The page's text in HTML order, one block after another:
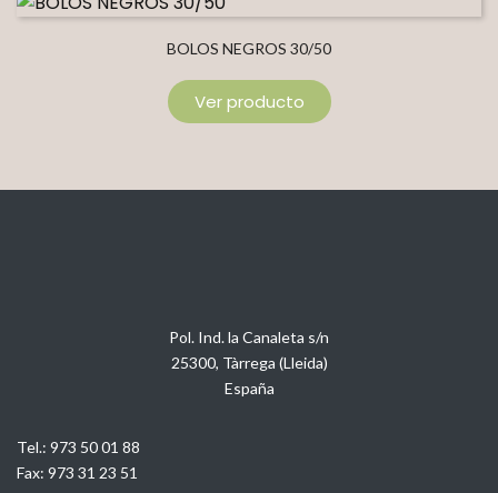
BOLOS NEGROS 30/50
Ver producto
Pol. Ind. la Canaleta s/n
25300, Tàrrega (Lleida)
España
Tel.: 973 50 01 88
Fax: 973 31 23 51